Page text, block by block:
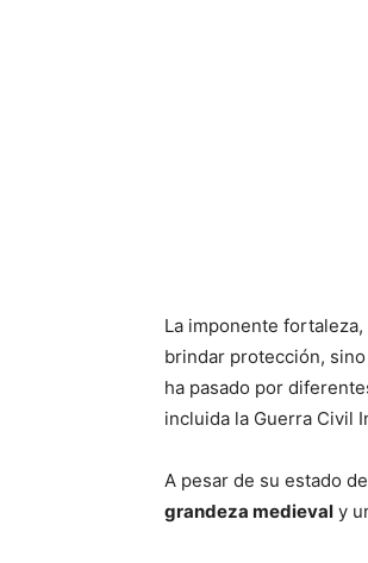
La imponente
brindar protección,
ha pasado por
incluida la Guerra Civil
A pesar de su estado
grandeza medieval y